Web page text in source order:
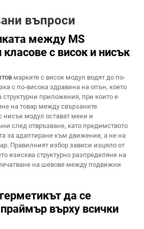
въпроси
между MS
с висок и нисък
марките с висок модул водят до по-
с по-висока здравина на опън, което
приложения, при които е
на товар между свързаните
нисък модул остават меки и
след отвръзване, като предимството
за адаптиране към движение, а не на
Правилният избор зависи изцяло от
изисква структурно разпределяне на
на шевове между подвижни
да се
върху всички